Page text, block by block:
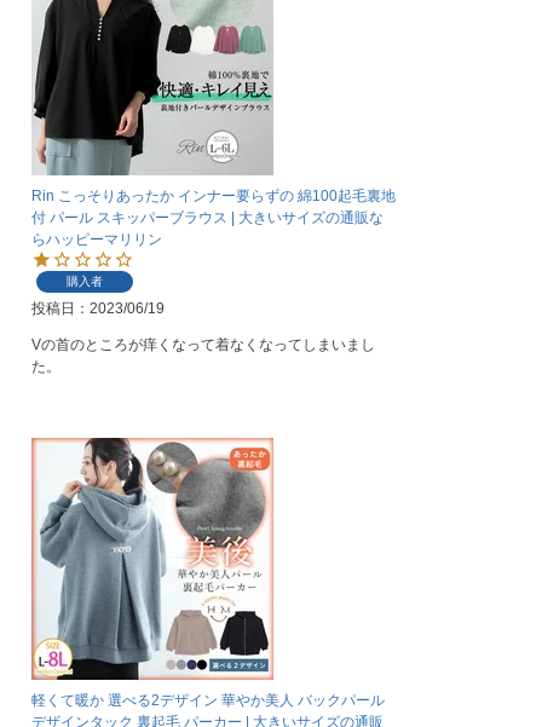
Rin こっそりあったか インナー要らずの 綿100起毛裏地
付 パール スキッパーブラウス | 大きいサイズの通販な
らハッピーマリリン
購入者
投稿日 2023/06/19
Vの首のところが痒くなって着なくなってしまいまし
た。
軽くて暖か 選べる2デザイン 華やか美人 バックパール
デザインタック 裏起毛 パーカー | 大きいサイズの通販